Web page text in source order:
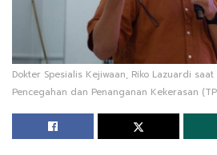
Dokter Spesialis Kejiwaan, Riko Lazuardi
Pencegahan dan Penanganan Kekerasan